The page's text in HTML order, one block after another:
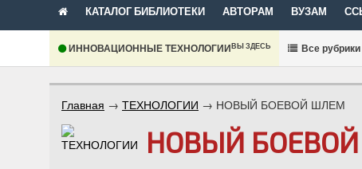
КАТАЛОГ БИБЛИОТЕКИ АВТОРАМ ВУЗАМ
ИННОВАЦИОННЫЕ ТЕХНОЛОГИИВЫ ЗДЕСЬ Все
Главная → ТЕХНОЛОГИИ → НОВЫЙ БОЕВОЙ ШЛЕМ
НОВЫЙ